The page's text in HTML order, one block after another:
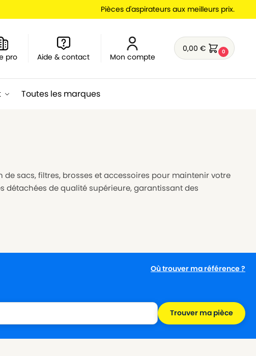
Pièces d'aspirateurs aux meilleurs prix.
pro Aide & contact Mon compte
0,00€ 0
Toutes les marques
de sacs, filtres, brosses et accessoires pour maintenir votre
détachées de qualité supérieure, garantissant des
Où trouver ma référence ?
Trouver ma pièce